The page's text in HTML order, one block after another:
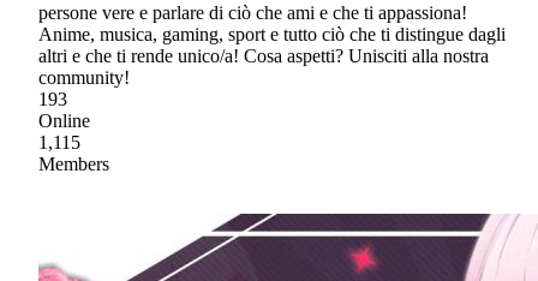
persone vere e parlare di ciò che ami e che ti appassiona!
Anime, musica, gaming, sport e tutto ciò che ti distingue dagli
altri e che ti rende unico/a! Cosa aspetti? Unisciti alla nostra
community!
193
Online
1,115
Members